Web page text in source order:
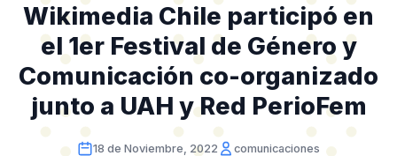
Wikimedia Chile participó en
el 1er Festival de Género y
Comunicación co-organizado
junto a UAH y Red PerioFem
18 de Noviembre, 2022 comunicaciones